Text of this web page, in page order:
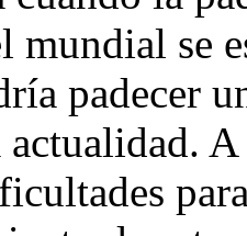
mundial se
padecer
actualidad.